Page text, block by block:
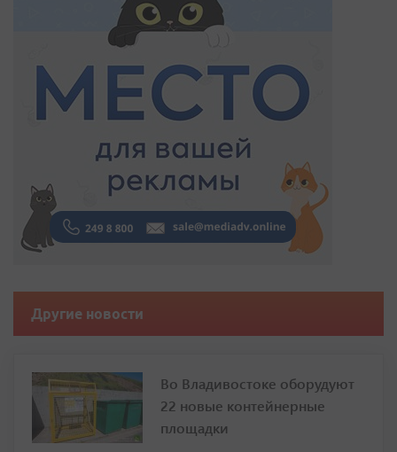
Другие новости
Во Владивостоке оборудуют
22 новые контейнерные
площадки